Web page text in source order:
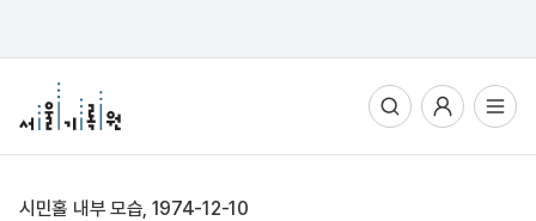
전체메뉴열기
시민홀 내부 모습, 1974-12-10